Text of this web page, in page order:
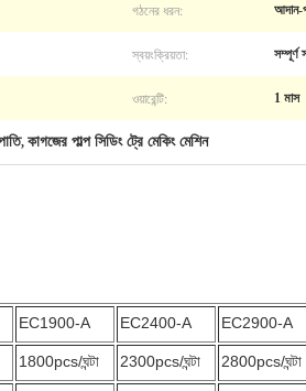
গঠনের ধরন: আদান-
স্বয়ংক্রিয়তা: সম্পূর্ণ
ওয়ারেন্টি: 1 মাস
, কাগজের পাল্প সিডিং ট্রে মেকিং মেশিন
EC1900-A EC2400-A EC2900-A
1800pcs/ঘন্টা 2300pcs/ঘন্টা 2800pcs/ঘন্টা